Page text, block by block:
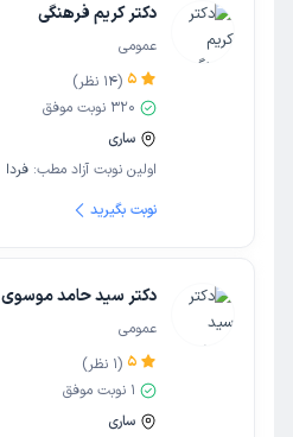
دکتر کریم فرهنگی
عمومی
5
(
14 نظر)
320 نوبت موفق
ساری
اولین نوبت آزاد مطب: فردا
نوبت بگیرید
دکتر سید حامد موسوی
عمومی
5
(
1 نظر)
1 نوبت موفق
ساری